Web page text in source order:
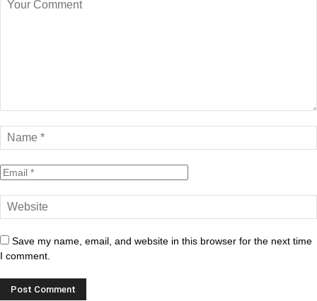
Save my name, email, and website in this browser for the next time
I comment.